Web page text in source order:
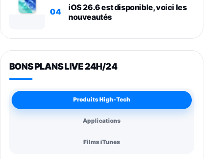
04
iOS 26.6 est disponible, voici les
nouveautés
BONS PLANS LIVE 24H/24
Produits High-Tech
Applications
Films iTunes